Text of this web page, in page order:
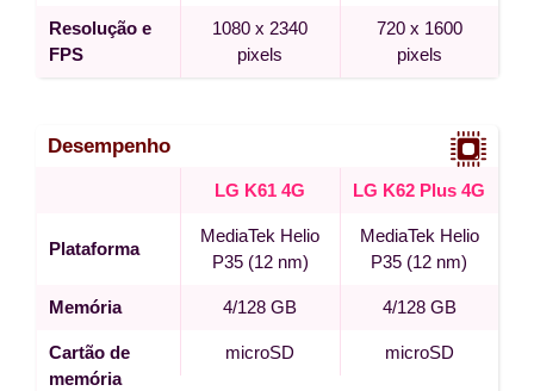
Resolução e
FPS
1080 x 2340
pixels
720 x 1600
pixels
Desempenho
LG K61 4G LG K62 Plus 4G
Plataforma
MediaTek Helio
P35 (12 nm)
MediaTek Helio
P35 (12 nm)
Memória 4/128 GB 4/128 GB
Cartão de
memória
microSD microSD